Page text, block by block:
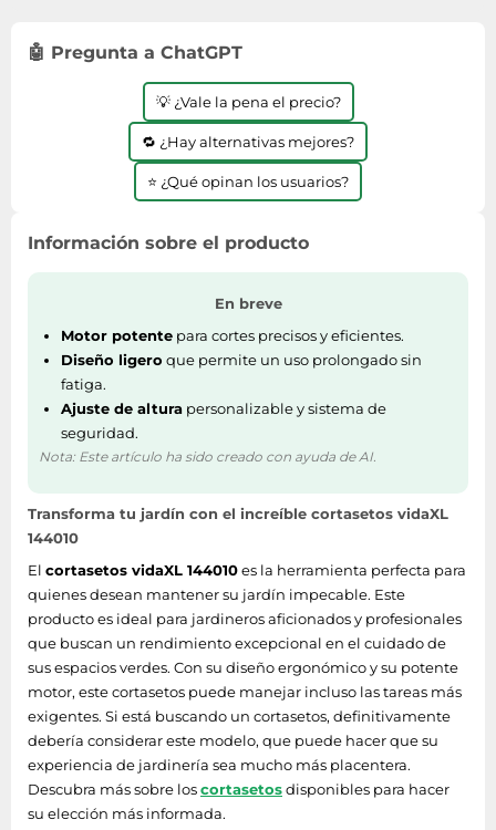
Tiendas de campaña
Zapatillas de tenis
Zapatillas deportivas
Perfumes unisex
Placer y anticoncepción
Productos de higiene corporal
Productos para baño y ducha
Protectores solares
Sets de belleza
Tratamientos faciales
Microondas
Monitores y pantallas ordenador
Máquinas de afeitar
Ordenadores portátiles
Placas de cocina
Sonido y alta fidelidad
TV, vídeo y DVD
Tablets
Telecomunicaciones
Vehículos a escala
Relojes de pulsera
Tejer y crochet
Zapatillas de atletismo
Zapatillas de baloncesto
🤖 Pregunta a ChatGPT
💡 ¿Vale la pena el precio?
🔁 ¿Hay alternativas mejores?
⭐ ¿Qué opinan los usuarios?
Información sobre el producto
En breve
Motor potente para cortes precisos y eficientes.
Diseño ligero que permite un uso prolongado sin
fatiga.
Ajuste de altura personalizable y sistema de
seguridad.
Nota: Este artículo ha sido creado con ayuda de AI.
Transforma tu jardín con el increíble cortasetos vidaXL
144010
El cortasetos vidaXL 144010es la herramienta perfecta para
quienes desean mantener su jardín impecable. Este
producto es ideal para jardineros aficionados y profesionales
que buscan un rendimiento excepcional en el cuidado de
sus espacios verdes. Con su diseño ergonómico y su potente
motor, este cortasetos puede manejar incluso las tareas más
exigentes. Si está buscando un cortasetos, definitivamente
debería considerar este modelo, que puede hacer que su
experiencia de jardinería sea mucho más placentera.
Descubra más sobre loscortasetosdisponibles para hacer
su elección más informada.